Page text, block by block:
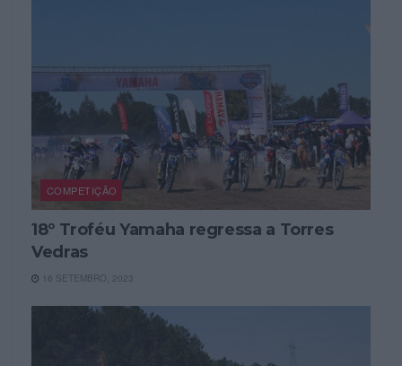
COMPETIÇÃO
18º Troféu Yamaha regressa a Torres
Vedras
16 SETEMBRO, 2023